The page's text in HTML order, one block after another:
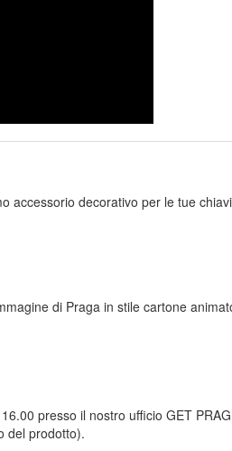
accessorio decorativo per le tue
di Praga in stile cartone
presso il nostro ufficio GET
del prodotto).